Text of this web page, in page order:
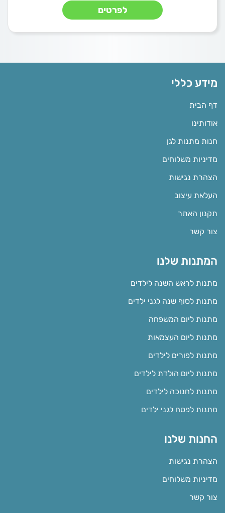
לפרטים
מידע כללי
דף הבית
אודותינו
חנות מתנות לגן
מדיניות משלוחים
הצהרת נגישות
העלאת עיצוב
תקנון האתר
צור קשר
המתנות שלנו
מתנות לראש השנה לילדים
מתנות לסוף שנה לגני ילדים
מתנות ליום המשפחה
מתנות ליום העצמאות
מתנות לפורים לילדים
מתנות ליום הולדת לילדים
מתנות לחנוכה לילדים
מתנות לפסח לגני ילדים
החנות שלנו
הצהרת נגישות
מדיניות משלוחים
צור קשר